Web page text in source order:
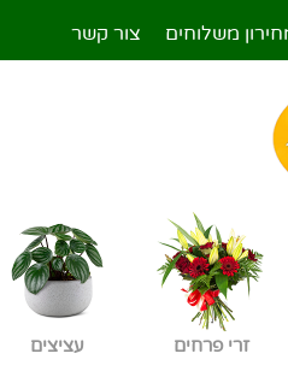
משלוחים צור קשר
זרי פרחים עציצים